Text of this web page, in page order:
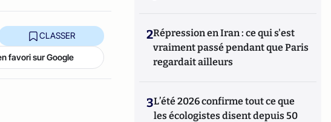
CLASSER
favori sur Google
2Répression en Iran : ce qui s'est
vraiment passé pendant que Paris
regardait ailleurs
3L’été 2026 confirme tout ce que
les écologistes disent depuis 50